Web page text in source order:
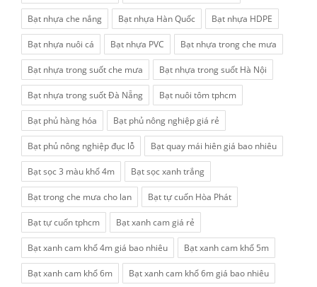
Bạt nhựa che nắng Bạt nhựa Hàn Quốc Bạt nhựa HDPE
Bạt nhựa nuôi cá Bạt nhựa PVC Bạt nhựa trong che mưa
Bạt nhựa trong suốt che mưa Bạt nhựa trong suốt Hà Nội
Bạt nhựa trong suốt Đà Nẵng Bạt nuôi tôm tphcm
Bạt phủ hàng hóa Bạt phủ nông nghiệp giá rẻ
Bạt phủ nông nghiệp đục lỗ Bạt quay mái hiên giá bao nhiêu
Bạt sọc 3 màu khổ 4m Bạt sọc xanh trắng
Bạt trong che mưa cho lan Bạt tự cuốn Hòa Phát
Bạt tự cuốn tphcm Bạt xanh cam giá rẻ
Bạt xanh cam khổ 4m giá bao nhiêu Bạt xanh cam khổ 5m
Bạt xanh cam khổ 6m Bạt xanh cam khổ 6m giá bao nhiêu